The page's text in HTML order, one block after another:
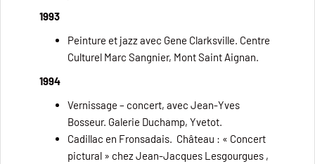
1993
Peinture et jazz avec Gene Clarksville. Centre
Culturel Marc Sangnier, Mont Saint Aignan.
1994
Vernissage – concert, avec Jean-Yves
Bosseur. Galerie Duchamp, Yvetot.
Cadillac en Fronsadais. Château : « Concert
pictural » chez Jean-Jacques Lesgourgues ,